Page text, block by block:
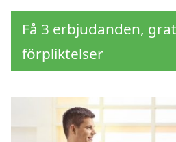
Få 3 erbjudanden,
förpliktelser